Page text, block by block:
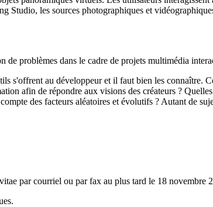
les sources photographiques et
problèmes dans le cadre de projets multimédia
s'offrent au développeur et il faut bien les connaître.
afin de répondre aux visions des créateurs ?
des facteurs aléatoires et évolutifs ? Autant de
par courriel ou par fax au plus tard le 18 novembre